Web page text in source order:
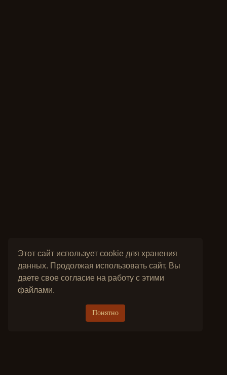
Этот сайт использует cookie для хранения
данных. Продолжая использовать сайт, Вы
даете свое согласие на работу с этими
файлами.
Понятно